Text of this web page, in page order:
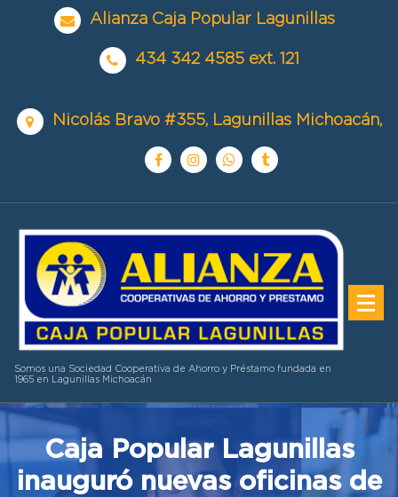
Alianza Caja Popular Lagunillas
434 342 4585 ext. 121
Nicolás Bravo #355, Lagunillas Michoacán,
Somos una Sociedad Cooperativa de Ahorro y Préstamo fundada en
1965 en Lagunillas Michoacán
Caja Popular Lagunillas
inauguró nuevas oficinas de